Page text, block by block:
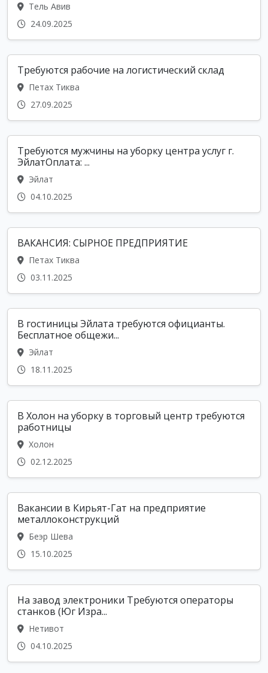
Тель Авив
24.09.2025
Требуются рабочие на логистический склад
Петах Тиква
27.09.2025
Требуются мужчины на уборку центра услуг г.
ЭйлатОплата: ...
Эйлат
04.10.2025
ВАКАНСИЯ: СЫРНОЕ ПРЕДПРИЯТИЕ
Петах Тиква
03.11.2025
В гостиницы Эйлата требуются официанты.
Бесплатное общежи...
Эйлат
18.11.2025
В Холон на уборку в торговый центр требуются
работницы
Холон
02.12.2025
Вакансии в Кирьят-Гат на предприятие
металлоконструкций
Беэр Шева
15.10.2025
На завод электроники Требуются операторы
станков (Юг Изра...
Нетивот
04.10.2025